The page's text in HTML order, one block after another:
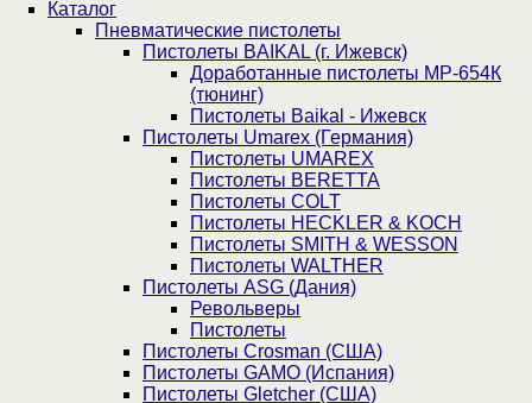
Каталог
Пнев­ма­ти­чес­кие пистолеты
Пистолеты BAIKAL (г. Ижевск)
Доработанные пистолеты МР-654К
(тюнинг)
Пистолеты Baikal - Ижевск
Пистолеты Umarex (Германия)
Пистолеты UMAREX
Пистолеты BERETTA
Пистолеты COLT
Пистолеты HECKLER & KOCH
Пистолеты SMITH & WESSON
Пистолеты WALTHER
Пистолеты ASG (Дания)
Револьверы
Пистолеты
Пистолеты Crosman (США)
Пистолеты GAMO (Испания)
Пистолеты Gletcher (США)